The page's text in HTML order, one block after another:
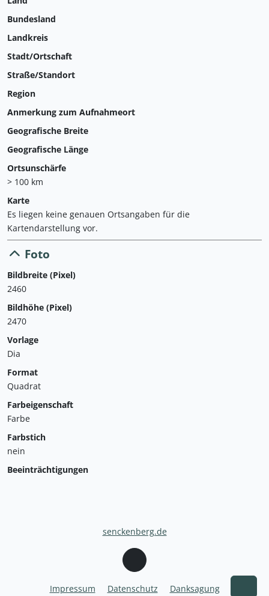
Bundesland
Landkreis
Stadt/Ortschaft
Straße/Standort
Region
Anmerkung zum Aufnahmeort
Geografische Breite
Geografische Länge
Ortsunschärfe
> 100 km
Karte
Es liegen keine genauen Ortsangaben für die
Kartendarstellung vor.
Foto
Bildbreite (Pixel)
2460
Bildhöhe (Pixel)
2470
Vorlage
Dia
Format
Quadrat
Farbeigenschaft
Farbe
Farbstich
nein
Beeinträchtigungen
senckenberg.de
Impressum Datenschutz Danksagung